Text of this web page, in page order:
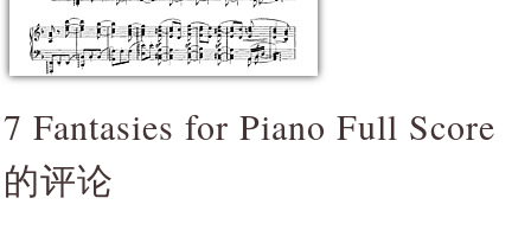
7 Fantasies for Piano Full Score
的评论